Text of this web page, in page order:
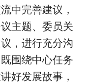
中完善建议，
主题、委员关
，进行充分沟
围绕中心任务
好发展故事，